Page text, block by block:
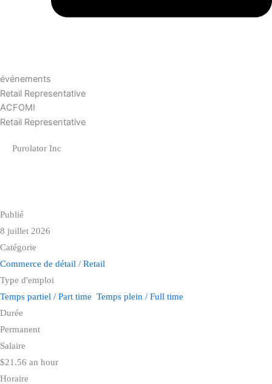
événements
Retail Representative
ACFOMI
Retail Representative
Purolator Inc
8 juillet 2026
Commerce de détail / Retail
Temps partiel / Part time Temps plein / Full time
Durée
Permanent
Salaire
$21.56 an hour
Horaire